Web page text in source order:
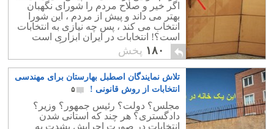
اگر خیر و صلاح مردم را شورای نگهبان
بهتر می داند و پیش از مردم ، این شورا
انتخاب می کند ، پس چه نیازی به انتخابات
است؟! انتخابات در ایران ابزاری است
برای فریب مردم. اینکه مردم گمان برند
که در دموکراسی زندگی می کنند و حق
انتخاب به آنها داده شده است.
۱۸۰ پخش
تلاش نمایندگان اصطبل بهارستان برای مهندسی
انتخابات از روش قانونی !
۵
مجلس؟ دولت؟ رئیس جمهور؟ وزیر؟
دادگستری؟ هر چند که استانی شدن
انتخابات در صورت اجرایش بشدت به